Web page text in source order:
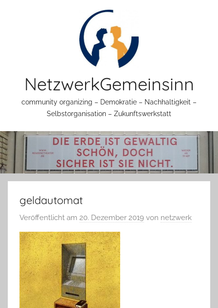
NetzwerkGemeinsinn
community organizing – Demokratie – Nachhaltigkeit –
Selbstorganisation – Zukunftswerkstatt
geldautomat
Veröffentlicht am 20. Dezember 2019 von netzwerk